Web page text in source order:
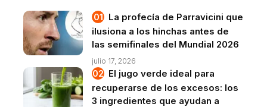
La profecía de Parravicini que
ilusiona a los hinchas antes de
las semifinales del Mundial 2026
julio 17, 2026
El jugo verde ideal para
recuperarse de los excesos: los
3 ingredientes que ayudan a